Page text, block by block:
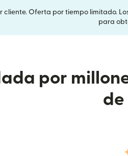
cliente. Oferta por tiempo limitado.
para
por
de